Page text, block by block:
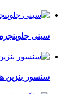
سینی جلوپنجره
سنسور بنزین